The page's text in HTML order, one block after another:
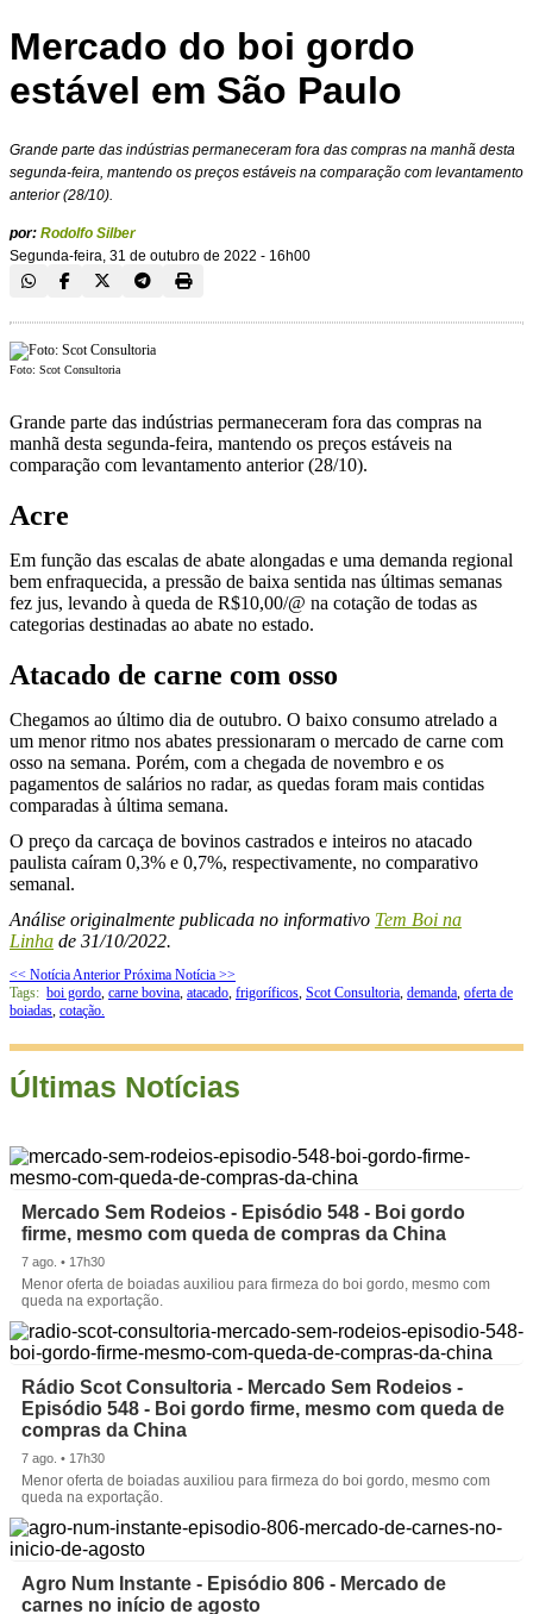
Mercado do boi gordo
estável em São Paulo
Grande parte das indústrias permaneceram fora das compras na manhã desta
segunda-feira, mantendo os preços estáveis na comparação com levantamento
anterior (28/10).
por: Rodolfo Silber
Segunda-feira, 31 de outubro de 2022 - 16h00
Foto: Scot Consultoria
Grande parte das indústrias permaneceram fora das compras na
manhã desta segunda-feira, mantendo os preços estáveis na
comparação com levantamento anterior (28/10).
Acre
Em função das escalas de abate alongadas e uma demanda regional
bem enfraquecida, a pressão de baixa sentida nas últimas semanas
fez jus, levando à queda de R$10,00/@ na cotação de todas as
categorias destinadas ao abate no estado.
Atacado de carne com osso
Chegamos ao último dia de outubro. O baixo consumo atrelado a
um menor ritmo nos abates pressionaram o mercado de carne com
osso na semana. Porém, com a chegada de novembro e os
pagamentos de salários no radar, as quedas foram mais contidas
comparadas à última semana.
O preço da carcaça de bovinos castrados e inteiros no atacado
paulista caíram 0,3% e 0,7%, respectivamente, no comparativo
semanal.
Análise originalmente publicada no informativo Tem Boi na
Linha de 31/10/2022.
<< Notícia Anterior Próxima Notícia >>
Tags: boi gordo carne bovina atacado frigoríficos Scot Consultoria demanda oferta de
boiadas cotação.
Últimas Notícias
Mercado Sem Rodeios - Episódio 548 - Boi gordo
firme, mesmo com queda de compras da China
7 ago. • 17h30
Menor oferta de boiadas auxiliou para firmeza do boi gordo, mesmo com
queda na exportação.
Rádio Scot Consultoria - Mercado Sem Rodeios -
Episódio 548 - Boi gordo firme, mesmo com queda de
compras da China
7 ago. • 17h30
Menor oferta de boiadas auxiliou para firmeza do boi gordo, mesmo com
queda na exportação.
Agro Num Instante - Episódio 806 - Mercado de
carnes no início de agosto